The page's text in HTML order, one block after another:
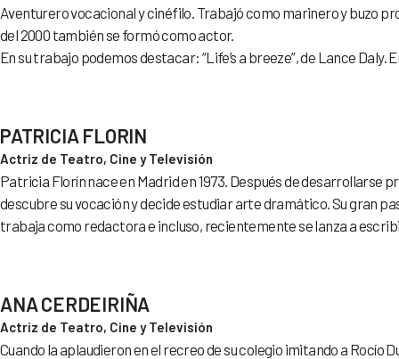
Aventurero vocacional y cinéfilo. Trabajó como marinero y buzo
del 2000 también se formó como actor.
En su trabajo podemos destacar: “Life’s a breeze”, de Lance Daly.
PATRICIA FLORIN
Actriz de Teatro, Cine y Televisión
Patricia Florín nace en Madrid en 1973. Después de desarrollarse
descubre su vocación y decide estudiar arte dramático. Su gran
trabaja como redactora e incluso, recientemente se lanza a
ANA CERDEIRIÑA
Actriz de Teatro, Cine y Televisión
Cuando la aplaudieron en el recreo de su colegio imitando a Rocío